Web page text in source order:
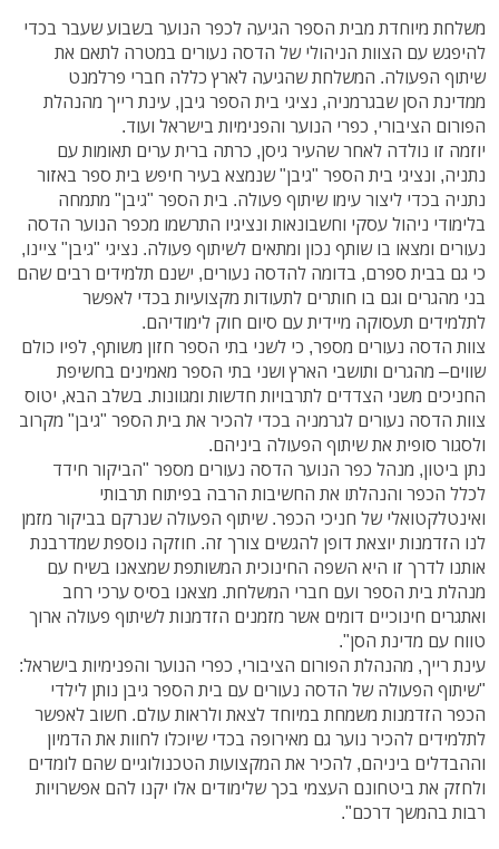
משלחת מיוחדת מבית הספר הגיעה לכפר הנוער בשבוע שעבר בכדי
להיפגש עם הצוות הניהולי של הדסה נעורים במטרה לתאם את
שיתוף הפעולה. המשלחת שהגיעה לארץ כללה חברי פרלמנט
ממדינת הסן שבגרמניה, נציגי בית הספר גיבן, עינת רייך מהנהלת
הפורום הציבורי, כפרי הנוער והפנימיות בישראל ועוד.
יוזמה זו נולדה לאחר שהעיר גיסן, כרתה ברית ערים תאומות עם
נתניה, ונציגי בית הספר "גיבן" שנמצא בעיר חיפש בית ספר באזור
נתניה בכדי ליצור עימו שיתוף פעולה. בית הספר "גיבן" מתמחה
בלימודי ניהול עסקי וחשבונאות ונציגיו התרשמו מכפר הנוער הדסה
נעורים ומצאו בו שותף נכון ומתאים לשיתוף פעולה. נציגי "גיבן" ציינו,
כי גם בבית ספרם, בדומה להדסה נעורים, ישנם תלמידים רבים שהם
בני מהגרים וגם בו חותרים לתעודות מקצועיות בכדי לאפשר
לתלמידים תעסוקה מיידית עם סיום חוק לימודיהם.
צוות הדסה נעורים מספר, כי לשני בתי הספר חזון משותף, לפיו כולם
שווים– מהגרים ותושבי הארץ ושני בתי הספר מאמינים בחשיפת
החניכים משני הצדדים לתרבויות חדשות ומגוונות. בשלב הבא, יטוס
צוות הדסה נעורים לגרמניה בכדי להכיר את בית הספר "גיבן" מקרוב
ולסגור סופית את שיתוף הפעולה ביניהם.
נתן ביטון, מנהל כפר הנוער הדסה נעורים מספר "הביקור חידד
לכלל הכפר והנהלתו את החשיבות הרבה בפיתוח תרבותי
ואינטלקטואלי של חניכי הכפר. שיתוף הפעולה שנרקם בביקור מזמן
לנו הזדמנות יוצאת דופן להגשים צורך זה. חוזקה נוספת שמדרבנת
אותנו לדרך זו היא השפה החינוכית המשותפת שמצאנו בשיח עם
מנהלת בית הספר ועם חברי המשלחת. מצאנו בסיס ערכי רחב
ואתגרים חינוכיים דומים אשר מזמנים הזדמנות לשיתוף פעולה ארוך
טווח עם מדינת הסן".
עינת רייך, מהנהלת הפורום הציבורי, כפרי הנוער והפנימיות בישראל:
"שיתוף הפעולה של הדסה נעורים עם בית הספר גיבן נותן לילדי
הכפר הזדמנות משמחת במיוחד לצאת ולראות עולם. חשוב לאפשר
לתלמידים להכיר נוער גם מאירופה בכדי שיוכלו לחוות את הדמיון
וההבדלים ביניהם, להכיר את המקצועות הטכנולוגיים שהם לומדים
ולחזק את ביטחונם העצמי בכך שלימודים אלו יקנו להם אפשרויות
רבות בהמשך דרכם".